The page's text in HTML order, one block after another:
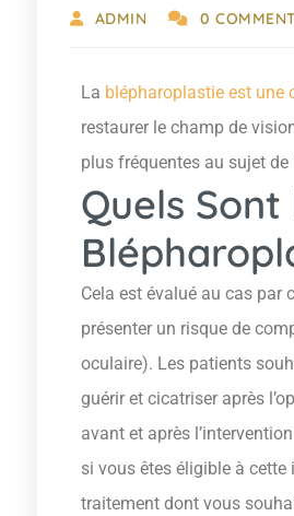
ADMIN 0
La blépharoplastie est une
restaurer le champ de
plus fréquentes au sujet
Quels Sont
Cela est évalué au cas
présenter un risque de
oculaire). Les patients
guérir et cicatriser après
avant et après
si vous êtes éligible à
traitement dont vous